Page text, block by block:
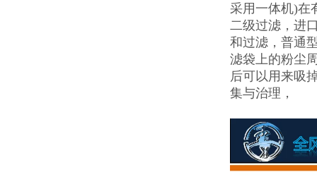
采用一体机)在
二级过滤，进
和过滤，普通
滤袋上的粉尘
后可以用来吸
集与治理，